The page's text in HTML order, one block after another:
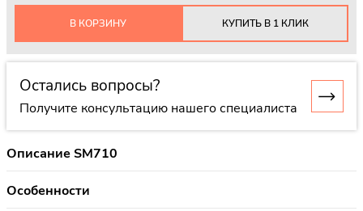
В КОРЗИНУ КУПИТЬ В 1 КЛИК
Остались вопросы?
Получите консультацию нашего специалиста
Описание SM710
Особенности